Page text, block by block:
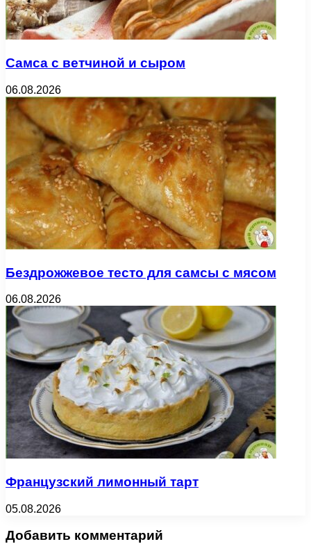
Самса с ветчиной и сыром
06.08.2026
Бездрожжевое тесто для самсы с мясом
06.08.2026
Французский лимонный тарт
05.08.2026
Добавить комментарий